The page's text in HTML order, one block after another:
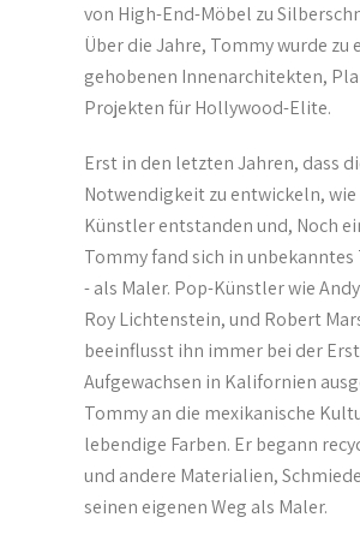
von High-End-Möbel zu
Über die Jahre, Tommy wurde zu
gehobenen Innenarchitekten,
Projekten für Hollywood-Elite.
Erst in den letzten Jahren, dass
Notwendigkeit zu entwickeln, wie
Künstler entstanden und, Noch
Tommy fand sich in
- als Maler. Pop-Künstler wie
Roy Lichtenstein, und Robert
beeinflusst ihn immer bei der
Aufgewachsen in Kalifornien
Tommy an die mexikanische
lebendige Farben. Er begann
und andere Materialien,
seinen eigenen Weg als Maler.